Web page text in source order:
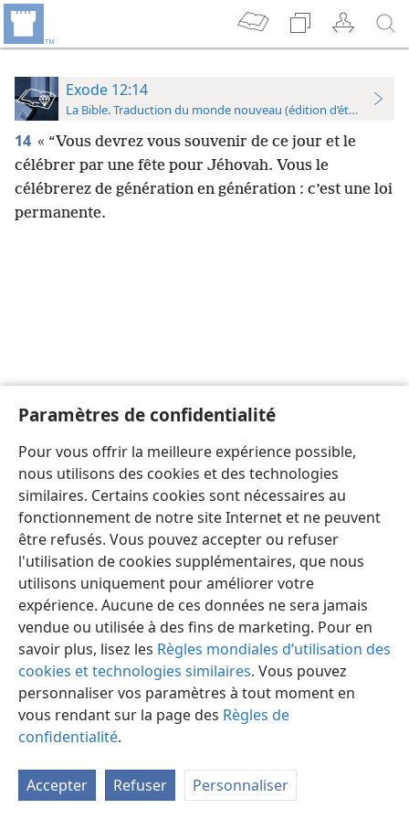
Paramètres de confidentialité
Pour vous offrir la meilleure expérience possible,
nous utilisons des cookies et des technologies
similaires. Certains cookies sont nécessaires au
fonctionnement de notre site Internet et ne peuvent
être refusés. Vous pouvez accepter ou refuser
l'utilisation de cookies supplémentaires, que nous
utilisons uniquement pour améliorer votre
expérience. Aucune de ces données ne sera jamais
vendue ou utilisée à des fins de marketing. Pour en
savoir plus, lisez les Règles mondiales d’utilisation des
cookies et technologies similaires. Vous pouvez
personnaliser vos paramètres à tout moment en
vous rendant sur la page des Règles de
confidentialité.
Accepter Refuser Personnaliser
Exode 12:14
La Bible. Traduction du monde nouveau (édition d’étude)
14 « “Vous devrez vous souvenir de ce jour et le
célébrer par une fête pour Jéhovah. Vous le
célébrerez de génération en génération : c’est une loi
permanente.
Préférences
Copyright© 2026 Watch Tower Bible and Tract Society of Pennsylvania
Conditions d’utilisation
Règles de confidentialité
Paramètres de confidentialité
JW.ORG Se connecter